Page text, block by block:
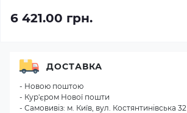
6 421.00 грн.
ДОСТАВКА
- Новою поштою
- Кур'єром Нової пошти
- Самовивіз: м. Київ, вул. Костянтинівська 32